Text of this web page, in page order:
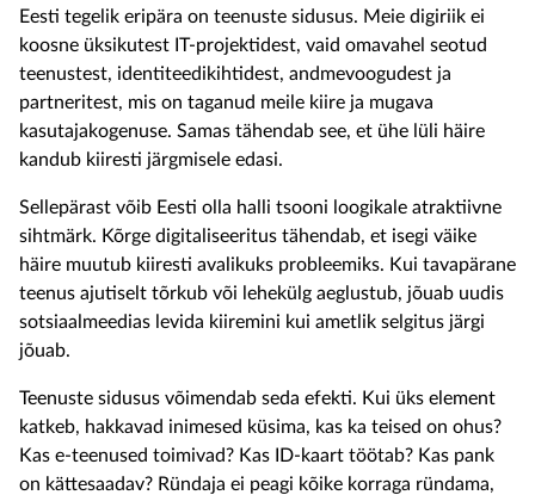
Eesti tegelik eripära on teenuste sidusus. Meie digiriik ei
koosne üksikutest IT-projektidest, vaid omavahel seotud
teenustest, identiteedikihtidest, andmevoogudest ja
partneritest, mis on taganud meile kiire ja mugava
kasutajakogenuse. Samas tähendab see, et ühe lüli häire
kandub kiiresti järgmisele edasi.
Sellepärast võib Eesti olla halli tsooni loogikale atraktiivne
sihtmärk. Kõrge digitaliseeritus tähendab, et isegi väike
häire muutub kiiresti avalikuks probleemiks. Kui tavapärane
teenus ajutiselt tõrkub või lehekülg aeglustub, jõuab uudis
sotsiaalmeedias levida kiiremini kui ametlik selgitus järgi
jõuab.
Teenuste sidusus võimendab seda efekti. Kui üks element
katkeb, hakkavad inimesed küsima, kas ka teised on ohus?
Kas e-teenused toimivad? Kas ID-kaart töötab? Kas pank
on kättesaadav? Ründaja ei peagi kõike korraga ründama,